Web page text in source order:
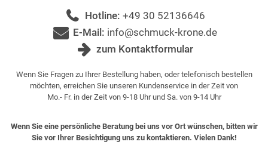
Hotline: +49 30 52136646
E-Mail: info@schmuck-krone.de
zum Kontaktformular
Wenn Sie Fragen zu Ihrer Bestellung haben, oder telefonisch bestellen
möchten, erreichen Sie unseren Kundenservice in der Zeit von
Mo.- Fr. in der Zeit von 9-18 Uhr und Sa. von 9-14 Uhr
Wenn Sie eine persönliche Beratung bei uns vor Ort wünschen, bitten wir
Sie vor Ihrer Besichtigung uns zu kontaktieren. Vielen Dank!